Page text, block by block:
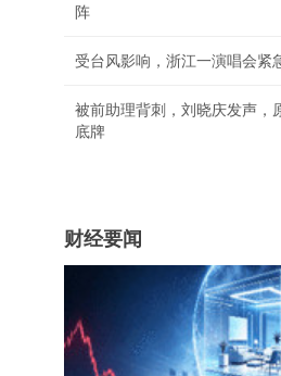
阵
受台风影响，浙江一演唱会紧
被前助理背刺，刘晓庆发声，
底牌
财经要闻